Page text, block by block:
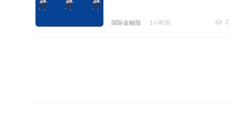
国际金融报 1小时前
2